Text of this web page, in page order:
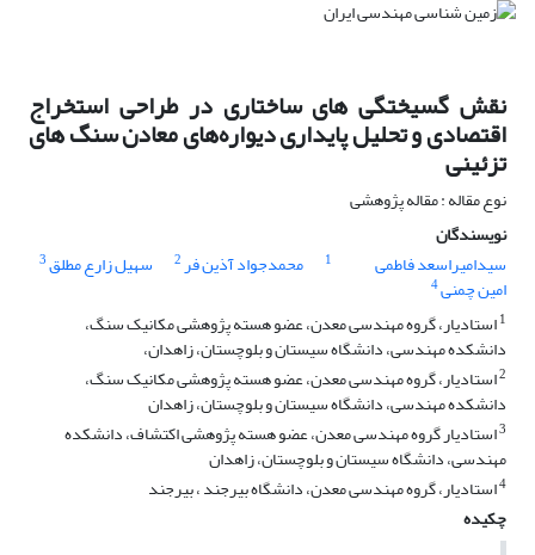
نقش گسیختگی های ساختاری در طراحی استخراج
اقتصادی و تحلیل پایداری دیواره‌های معادن سنگ های
تزئینی
نوع مقاله : مقاله پژوهشی
نویسندگان
سیدامیراسعد فاطمی
1 محمدجواد آذین فر2 سهیل زارع مطلق3
امین چمنی4
1استادیار، گروه مهندسی معدن، عضو هسته پژوهشی مکانیک سنگ،
دانشکده مهندسی، دانشگاه سیستان و بلوچستان، زاهدان،
2استادیار، گروه مهندسی معدن، عضو هسته پژوهشی مکانیک سنگ،
دانشکده مهندسی، دانشگاه سیستان و بلوچستان، زاهدان
3استادیار گروه مهندسی معدن، عضو هسته پژوهشی اکتشاف، دانشکده
مهندسی، دانشگاه سیستان و بلوچستان، زاهدان
4استادیار، گروه مهندسی معدن، دانشگاه بیرجند ، بیرجند
چکیده